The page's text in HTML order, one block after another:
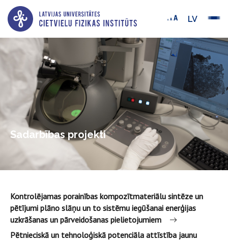
LV
Sadarbības projekti
Kontrolējamas porainības kompozītmateriālu sintēze un
pētījumi plāno slāņu un to sistēmu iegūšanai enerģijas
uzkrāšanas un pārveidošanas pielietojumiem
Pētnieciskā un tehnoloģiskā potenciāla attīstība jaunu